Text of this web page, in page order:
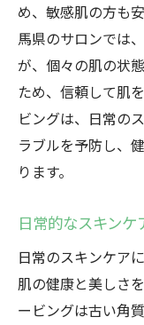
ストレス
群馬県の
シェービ
シュ
心地よい
群馬県のプロ
熟練の技
専門家に
高度な技
プロの知
め、敏感肌の方も
馬県のサロンでは
が、個々の肌の状
ため、信頼して肌
ビングは、日常の
ラブルを予防し、
ります。
日常的なスキン
日常のスキンケア
肌の健康と美しさ
ービングは古い角